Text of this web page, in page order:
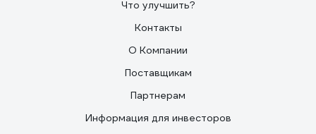
Что улучшить?
Контакты
О Компании
Поставщикам
Партнерам
Информация для инвесторов